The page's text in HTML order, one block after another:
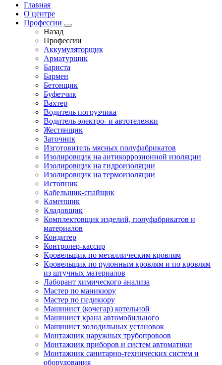
Главная
О центре
Профессии
Назад
Профессии
Аккумуляторщик
Арматурщик
Бариста
Бармен
Бетонщик
Буфетчик
Вахтер
Водитель погрузчика
Водитель электро- и автотележки
Жестянщик
Заточник
Изготовитель мясных полуфабрикатов
Изолировщик на антикоррозионной изоляции
Изолировщик на гидроизоляции
Изолировщик на термоизоляции
Истопник
Кабельщик-спайщик
Каменщик
Кладовщик
Комплектовщик изделий, полуфабрикатов и
материалов
Кондитер
Контролер-кассир
Кровельщик по металлическим кровлям
Кровельщик по рулонным кровлям и по кровлям
из штучных материалов
Лаборант химического анализа
Мастер по маникюру
Мастер по педикюру
Машинист (кочегар) котельной
Машинист крана автомобильного
Машинист холодильных установок
Монтажник наружных трубопровоов
Монтажник приборов и систем автоматики
Монтажник санитарно-технических систем и
оборудования